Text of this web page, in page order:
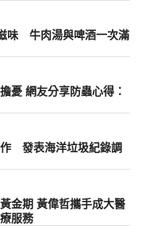
味 牛肉湯與啤酒一次滿
憂 網友分享防蟲心得：
發表海洋垃圾紀錄調
金期 黃偉哲攜手成大醫
服務